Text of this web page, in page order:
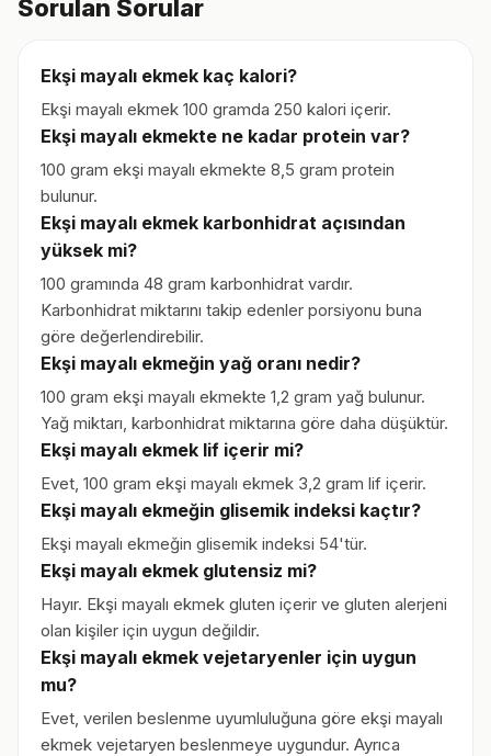
Sorulan Sorular
Ekşi mayalı ekmek kaç kalori?
Ekşi mayalı ekmek 100 gramda 250 kalori içerir.
Ekşi mayalı ekmekte ne kadar protein var?
100 gram ekşi mayalı ekmekte 8,5 gram protein
bulunur.
Ekşi mayalı ekmek karbonhidrat açısından
yüksek mi?
100 gramında 48 gram karbonhidrat vardır.
Karbonhidrat miktarını takip edenler porsiyonu buna
göre değerlendirebilir.
Ekşi mayalı ekmeğin yağ oranı nedir?
100 gram ekşi mayalı ekmekte 1,2 gram yağ bulunur.
Yağ miktarı, karbonhidrat miktarına göre daha düşüktür.
Ekşi mayalı ekmek lif içerir mi?
Evet, 100 gram ekşi mayalı ekmek 3,2 gram lif içerir.
Ekşi mayalı ekmeğin glisemik indeksi kaçtır?
Ekşi mayalı ekmeğin glisemik indeksi 54'tür.
Ekşi mayalı ekmek glutensiz mi?
Hayır. Ekşi mayalı ekmek gluten içerir ve gluten alerjeni
olan kişiler için uygun değildir.
Ekşi mayalı ekmek vejetaryenler için uygun
mu?
Evet, verilen beslenme uyumluluğuna göre ekşi mayalı
ekmek vejetaryen beslenmeye uygundur. Ayrıca